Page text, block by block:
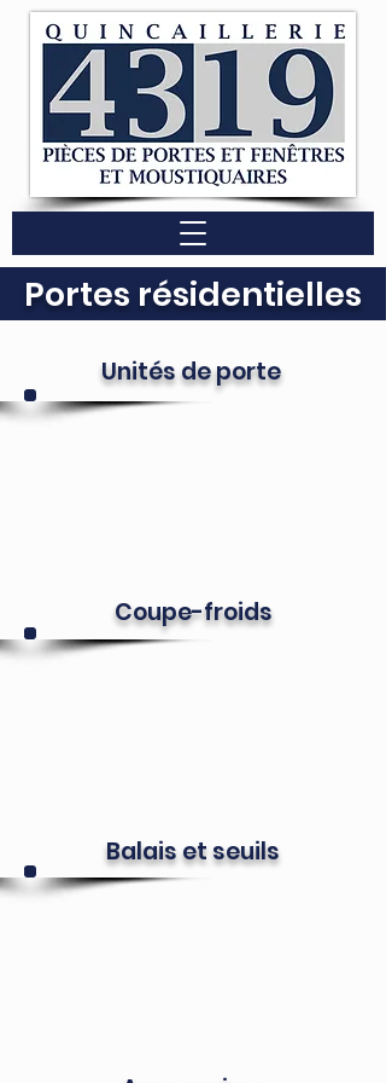
Portes résidentielles
Unités de porte
Balais et seuils
Coupe-froids